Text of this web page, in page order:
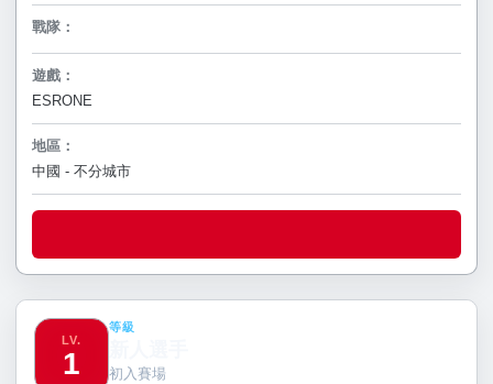
戰隊：
遊戲：
ESRONE
地區：
中國 - 不分城市
LV.
1
等級
初入賽場